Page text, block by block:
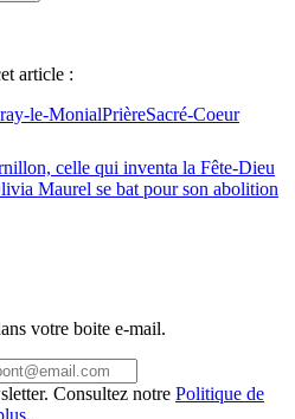
article :
le-MonialPrièreSacré-Coeur
celle qui inventa la Fête-Dieu
Maurel se bat pour son abolition
votre boite e-mail.
Consultez notre Politique de